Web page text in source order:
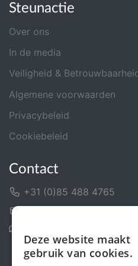
Steunactie
Over ons
In de media
Veiligheid &
Algemene voorwaarden
Privacybeleid
Cookiebeleid
Contact
+31 (0)85 488 4765
Deze website maakt
gebruik van cookies.